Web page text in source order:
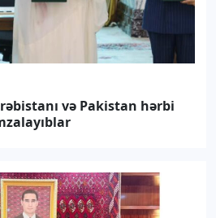
və Pakistan hərbi